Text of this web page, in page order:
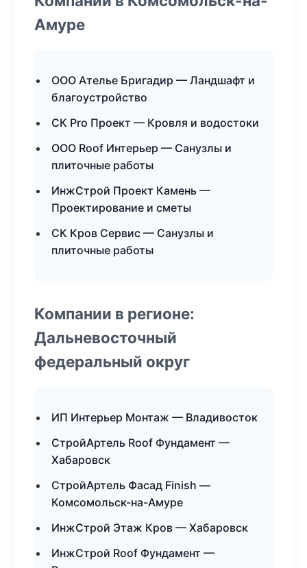
Амуре
ООО Ателье Бригадир — Ландшафт и
благоустройство
СК Pro Проект — Кровля и водостоки
ООО Roof Интерьер — Санузлы и
плиточные работы
ИнжСтрой Проект Камень —
Проектирование и сметы
СК Кров Сервис — Санузлы и
плиточные работы
Компании в регионе:
Дальневосточный
федеральный округ
ИП Интерьер Монтаж — Владивосток
СтройАртель Roof Фундамент —
Хабаровск
СтройАртель Фасад Finish —
Комсомольск-на-Амуре
ИнжСтрой Этаж Кров — Хабаровск
ИнжСтрой Roof Фундамент —